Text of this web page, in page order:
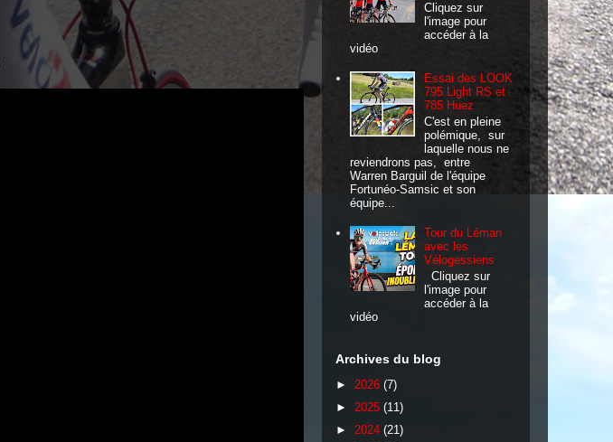
Cliquez sur
l'image pour
accéder à la
vidéo
Essai des LOOK
795 Light RS et
785 Huez
C'est en pleine
polémique, sur
laquelle nous ne
reviendrons pas, entre
Warren Barguil de l'équipe
Fortunéo-Samsic et son
équipe...
Tour du Léman
avec les
Vélogessiens
Cliquez sur
l'image pour
accéder à la
vidéo
Archives du blog
► 2026 (7)
► 2025 (11)
► 2024 (21)